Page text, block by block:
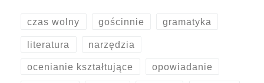
czas wolny gościnnie gramatyka
literatura narzędzia
ocenianie kształtujące opowiadanie